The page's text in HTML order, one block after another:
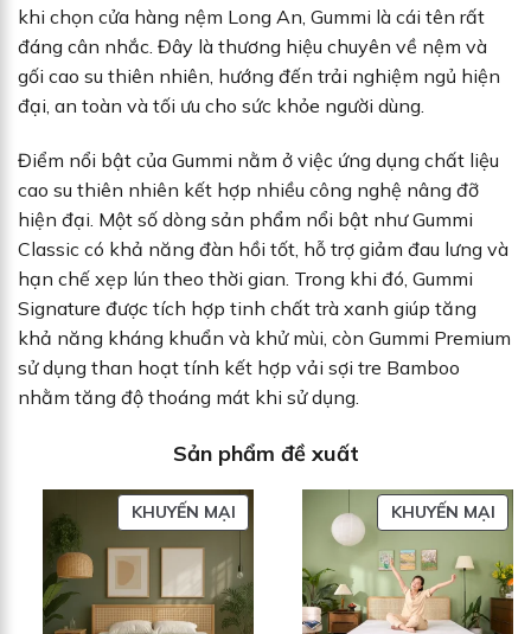
khi chọn cửa hàng nệm Long An, Gummi là cái tên rất
đáng cân nhắc. Đây là thương hiệu chuyên về nệm và
gối cao su thiên nhiên, hướng đến trải nghiệm ngủ hiện
đại, an toàn và tối ưu cho sức khỏe người dùng.
Điểm nổi bật của Gummi nằm ở việc ứng dụng chất liệu
cao su thiên nhiên kết hợp nhiều công nghệ nâng đỡ
hiện đại. Một số dòng sản phẩm nổi bật như Gummi
Classic có khả năng đàn hồi tốt, hỗ trợ giảm đau lưng và
hạn chế xẹp lún theo thời gian. Trong khi đó, Gummi
Signature được tích hợp tinh chất trà xanh giúp tăng
khả năng kháng khuẩn và khử mùi, còn Gummi Premium
sử dụng than hoạt tính kết hợp vải sợi tre Bamboo
nhằm tăng độ thoáng mát khi sử dụng.
Sản phẩm đề xuất
KHUYẾN MẠISẢN
PHẨM
ĐANG
GIẢM
GIÁ
KHUYẾN MẠISẢN
GIÁ